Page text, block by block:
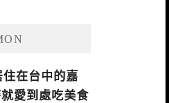
在台中的嘉
愛到處吃美食